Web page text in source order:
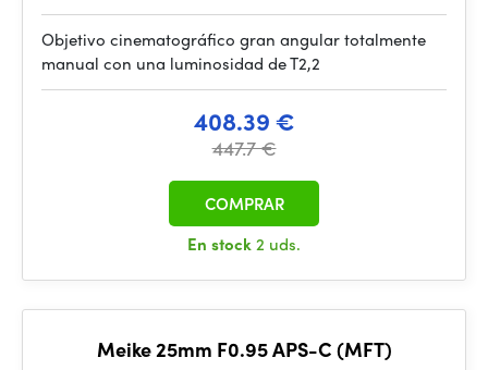
Objetivo cinematográfico gran angular totalmente
manual con una luminosidad de T2,2
408.39 €
447.7 €
En stock2 uds.
COMPRAR
Meike 25mm F0.95 APS-C (MFT)